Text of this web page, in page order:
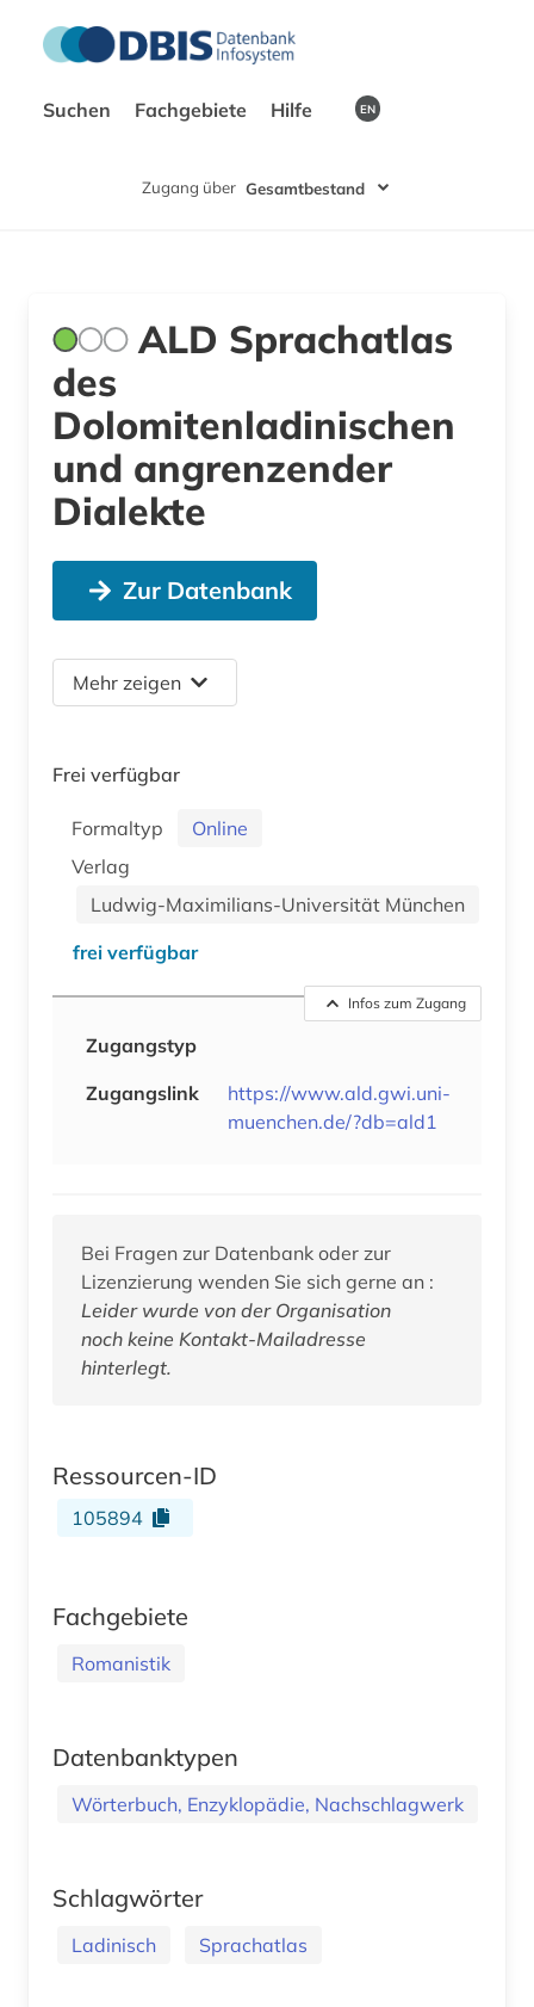
Suchen Fachgebiete Hilfe EN
Zugang über Gesamtbestand
ALD Sprachatlas
des
Dolomitenladinischen
und angrenzender
Dialekte
Zur Datenbank
Mehr zeigen
Frei verfügbar
Formaltyp
Online
Verlag
Ludwig-Maximilians-Universität München
frei verfügbar
Infos zum Zugang
Zugangstyp
Zugangslink
https://www.ald.gwi.uni-
muenchen.de/?db=ald1
Bei Fragen zur Datenbank oder zur
Lizenzierung wenden Sie sich gerne an :
Leider wurde von der Organisation
noch keine Kontakt-Mailadresse
hinterlegt.
Ressourcen-ID
105894
Fachgebiete
Romanistik
Datenbanktypen
Wörterbuch, Enzyklopädie, Nachschlagwerk
Schlagwörter
Ladinisch Sprachatlas